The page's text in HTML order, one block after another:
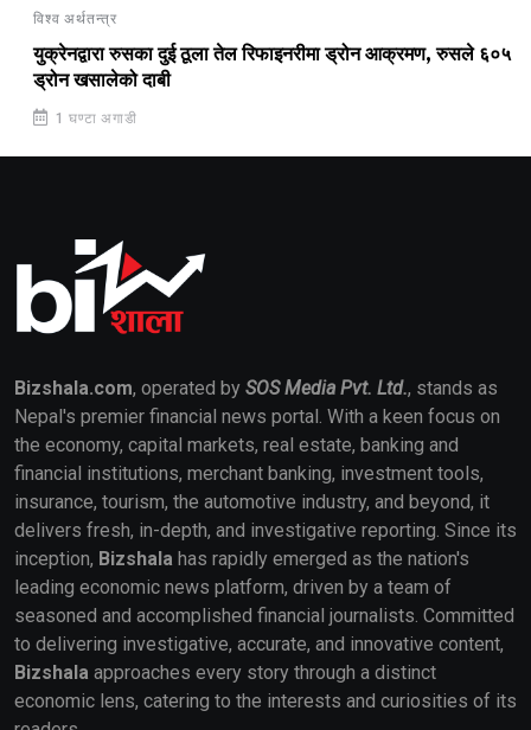
विश्व अर्थतन्त्र
युक्रेनद्वारा रुसका दुई ठूला तेल रिफाइनरीमा ड्रोन आक्रमण, रुसले ६०५
ड्रोन खसालेको दाबी
1 घण्टा अगाडी
Bizshala.com, operated by SOS Media Pvt. Ltd., stands as
Nepal's premier financial news portal. With a keen focus on
the economy, capital markets, real estate, banking and
financial institutions, merchant banking, investment tools,
insurance, tourism, the automotive industry, and beyond, it
delivers fresh, in-depth, and investigative reporting. Since its
inception, Bizshala has rapidly emerged as the nation's
leading economic news platform, driven by a team of
seasoned and accomplished financial journalists. Committed
to delivering investigative, accurate, and innovative content,
Bizshala approaches every story through a distinct
economic lens, catering to the interests and curiosities of its